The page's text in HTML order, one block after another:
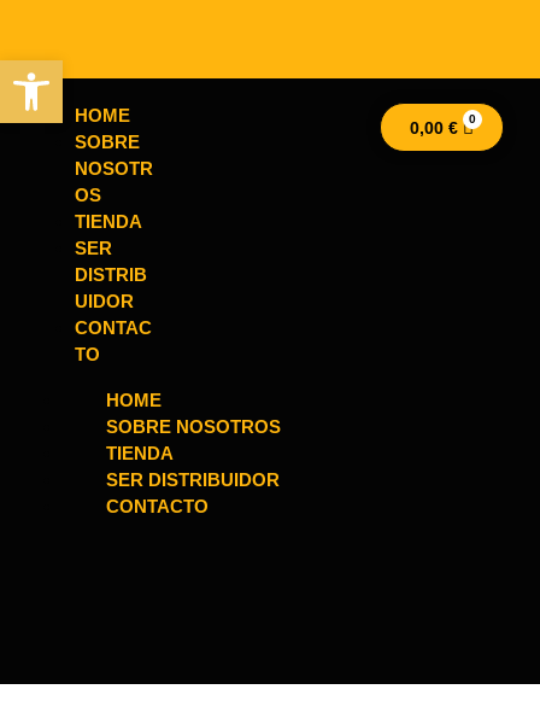
HOME
SOBRE
NOSOTR
OS
TIENDA
SER
DISTRIB
UIDOR
CONTAC
TO
HOME
SOBRE NOSOTROS
TIENDA
SER DISTRIBUIDOR
CONTACTO
0,00 €
Abrir barra de herramientas